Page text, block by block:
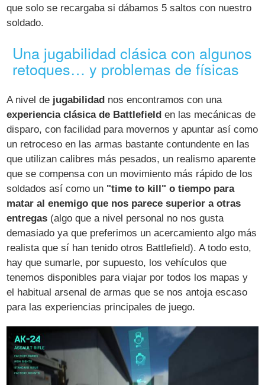
que solo se recargaba si dábamos 5 saltos con nuestro
soldado.
Una jugabilidad clásica con algunos
retoques… y problemas de físicas
A nivel de jugabilidad nos encontramos con una
experiencia clásica de Battlefield en las mecánicas de
disparo, con facilidad para movernos y apuntar así como
un retroceso en las armas bastante contundente en las
que utilizan calibres más pesados, un realismo aparente
que se compensa con un movimiento más rápido de los
soldados así como un "time to kill" o tiempo para
matar al enemigo que nos parece superior a otras
entregas (algo que a nivel personal no nos gusta
demasiado ya que preferimos un acercamiento algo más
realista que sí han tenido otros Battlefield). A todo esto,
hay que sumarle, por supuesto, los vehículos que
tenemos disponibles para viajar por todos los mapas y
el habitual arsenal de armas que se nos antoja escaso
para las experiencias principales de juego.